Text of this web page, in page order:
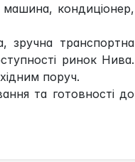
машина, кондиціонер,
зручна транспортна
ринок Нива.
поруч.
та готовності до